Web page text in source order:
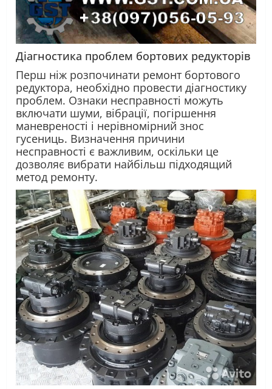
Діагностика проблем бортових редукторів
Перш ніж розпочинати ремонт бортового
редуктора, необхідно провести діагностику
проблем. Ознаки несправності можуть
включати шуми, вібрації, погіршення
маневреності і нерівномірний знос
гусениць. Визначення причини
несправності є важливим, оскільки це
дозволяє вибрати найбільш підходящий
метод ремонту.